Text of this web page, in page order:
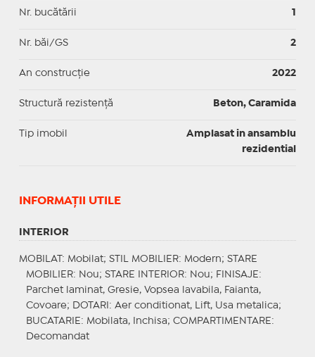
Nr. bucătării 1
Nr. băi/GS 2
An construcție 2022
Structură rezistență Beton, Caramida
Tip imobil
Amplasat in ansamblu
rezidential
INFORMAŢII UTILE
INTERIOR
MOBILAT : Mobilat; STIL MOBILIER: Modern; STARE
MOBILIER: Nou; STARE INTERIOR: Nou; FINISAJE :
Parchet laminat, Gresie, Vopsea lavabila, Faianta,
Covoare;
DOTARI : Aer conditionat, Lift, Usa metalica;
BUCATARIE : Mobilata, Inchisa; COMPARTIMENTARE :
Decomandat